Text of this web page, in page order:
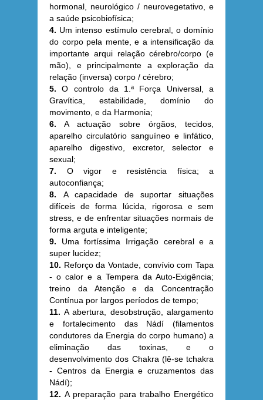
hormonal, neurológico / neurovegetativo, e
a saúde psicobiofísica;
4. Um intenso estímulo cerebral, o domínio
do corpo pela mente, e a intensificação da
importante arqui relação cérebro/corpo (e
mão), e principalmente a exploração da
relação (inversa) corpo / cérebro;
5. O controlo da 1.ª Força Universal, a
Gravítica, estabilidade, domínio do
movimento, e da Harmonia;
6. A actuação sobre órgãos, tecidos,
aparelho circulatório sanguíneo e linfático,
aparelho digestivo, excretor, selector e
sexual;
7. O vigor e resistência física; a
autoconfiança;
8. A capacidade de suportar situações
difíceis de forma lúcida, rigorosa e sem
stress, e de enfrentar situações normais de
forma arguta e inteligente;
9. Uma fortíssima Irrigação cerebral e a
super lucidez;
10. Reforço da Vontade, convívio com Tapa
- o calor e a Tempera da Auto-Exigência;
treino da Atenção e da Concentração
Contínua por largos períodos de tempo;
11. A abertura, desobstrução, alargamento
e fortalecimento das Nádí (filamentos
condutores da Energia do corpo humano) a
eliminação das toxinas, e o
desenvolvimento dos Chakra (lê-se tchakra
- Centros da Energia e cruzamentos das
Nádí);
12. A preparação para trabalho Energético